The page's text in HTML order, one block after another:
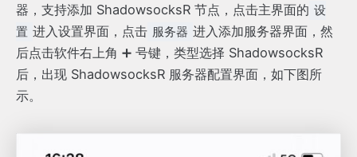
器，支持添加 ShadowsocksR 节点，点击主界面的 设
置 进入设置界面，点击 服务器 进入添加服务器界面，然
后点击软件右上角 ➕ 号键，类型选择 ShadowsocksR
后，出现 ShadowsocksR 服务器配置界面，如下图所
示。